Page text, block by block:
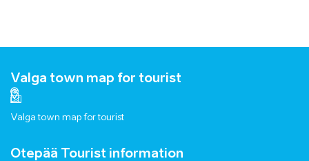
Valga town map for tourist
Valga town map for tourist
Otepää Tourist information